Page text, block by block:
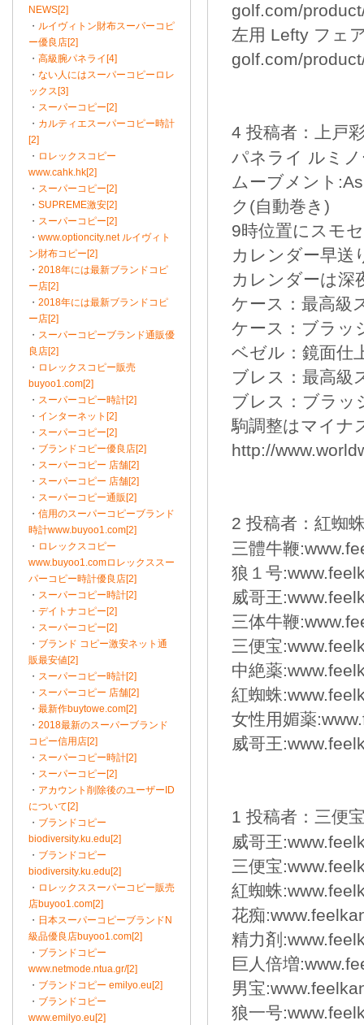
NEWS[2]
・ ルイヴィトン財布スーパーコピ
ー優良店[2]
・ 高級腕パネライ[4]
・ ない人にはスーパーコピーロレ
ックス[3]
・ スーパーコピー[2]
・ カルティエスーパーコピー時計
[2]
・ ロレックスコピー
www.cahk.hk[2]
・ スーパーコピー[2]
・ SUPREME激安[2]
・ スーパーコピー[2]
・ www.optioncity.net ルイヴィト
ン財布コピー[2]
・ 2018年には最新ブランドコピ
ー店[2]
・ 2018年には最新ブランドコピ
ー店[2]
・ スーパーコピーブランド通販優
良店[2]
・ ロレックスコピー販売
buyoo1.com[2]
・ スーパーコピー時計[2]
・ インターネット[2]
・ スーパーコピー[2]
・ ブランドコピー優良店[2]
・ スーパーコピー 店舗[2]
・ スーパーコピー 店舗[2]
・ スーパーコピー通販[2]
・ 信用のスーパーコピーブランド
時計www.buyoo1.com[2]
・ ロレックスコピー
www.buyoo1.comロレックススー
パーコピー時計優良店[2]
・ スーパーコピー時計[2]
・ デイトナコピー[2]
・ スーパーコピー[2]
・ ブランド コピー激安ネット通
販最安値[2]
・ スーパーコピー時計[2]
・ スーパーコピー 店舗[2]
・ 最新作buytowe.com[2]
・ 2018最新のスーパーブランド
コピー信用店[2]
・ スーパーコピー時計[2]
・ スーパーコピー[2]
・ アカウント削除後のユーザーID
について[2]
・ ブランドコピー
biodiversity.ku.edu[2]
・ ブランドコピー
biodiversity.ku.edu[2]
・ ロレックススーパーコピー販売
店buyoo1.com[2]
・ 日本スーパーコピーブランドN
級品優良店buyoo1.com[2]
・ ブランドコピー
www.netmode.ntua.gr/[2]
・ ブランドコピー emilyo.eu[2]
・ ブランドコピー
www.emilyo.eu[2]
golf.com/
左用 Lefty フェ
golf.com/
4 投稿者：上戸
パネライ ルミ
ムーブメント
ク(自動巻き)
9時位置にスモ
カレンダー早送
カレンダーは深
ケース：最高級
ケース：ブラッ
ベゼル：鏡面仕
ブレス：最高級
ブレス：ブラッ
駒調整はマイナ
http://
2 投稿者：紅蜘
三體牛鞭
狼１号
威哥王
三体牛鞭
三便宝
中絶薬
紅蜘蛛
女性用媚薬
威哥王
1 投稿者：三便
威哥王
三便宝
紅蜘蛛
花痴
精力剤
巨人倍増
男宝
狼一号